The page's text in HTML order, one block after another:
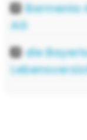
Barmenia
AG
die